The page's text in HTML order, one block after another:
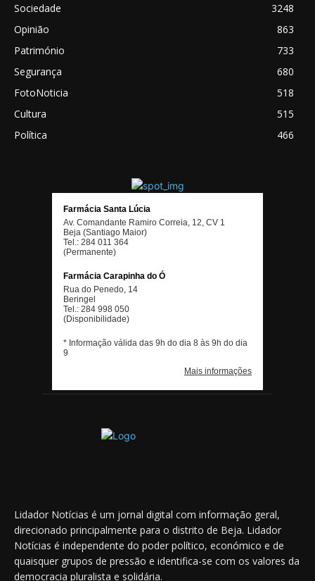
Sociedade
3248
Opinião
863
Património
733
Segurança
680
FotoNoticia
518
Cultura
515
Política
466
Lidador Notícias é um jornal digital com informação geral,
direcionado principalmente para o distrito de Beja. Lidador
Notícias é independente do poder político, económico e de
quaisquer grupos de pressão e identifica-se com os valores da
democracia pluralista e solidária.